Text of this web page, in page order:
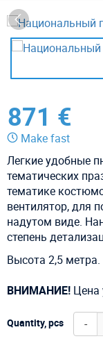
871 €
Make fast
Легкие удобные
тематических
тематике
вентилятор, для
надутом виде.
степень
Высота 2,5 метра.
ВНИМАНИЕ! Цена
Quantity, pcs -